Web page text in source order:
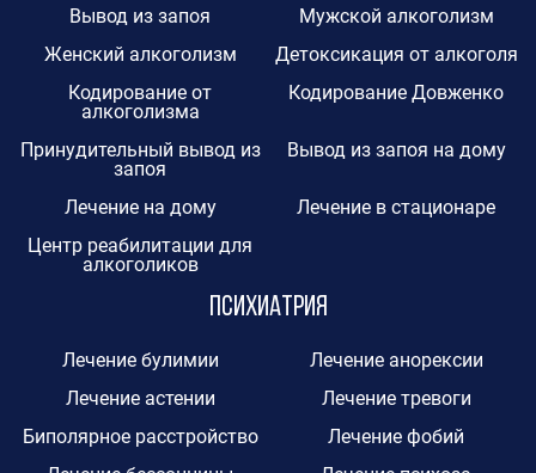
Вывод из запоя
Мужской алкоголизм
Женский алкоголизм
Детоксикация от алкоголя
Кодирование от
алкоголизма
Кодирование Довженко
Принудительный вывод из
запоя
Вывод из запоя на дому
Лечение на дому
Лечение в стационаре
Центр реабилитации для
алкоголиков
Психиатрия
Лечение булимии
Лечение анорексии
Лечение астении
Лечение тревоги
Биполярное расстройство
Лечение фобий